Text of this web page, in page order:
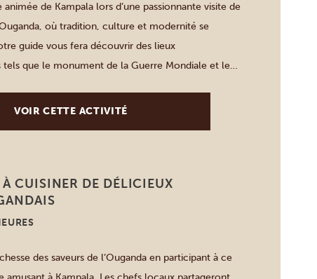
de Kampala lors d’une passionnante visite de
où tradition, culture et modernité se
guide vous fera découvrir des lieux
tels que le monument de la Guerre Mondiale et le
la ville, avec les […]
VOIR CETTE ACTIVITÉ
À CUISINER DE DÉLICIEUX
des saveurs de l’Ouganda en participant à ce